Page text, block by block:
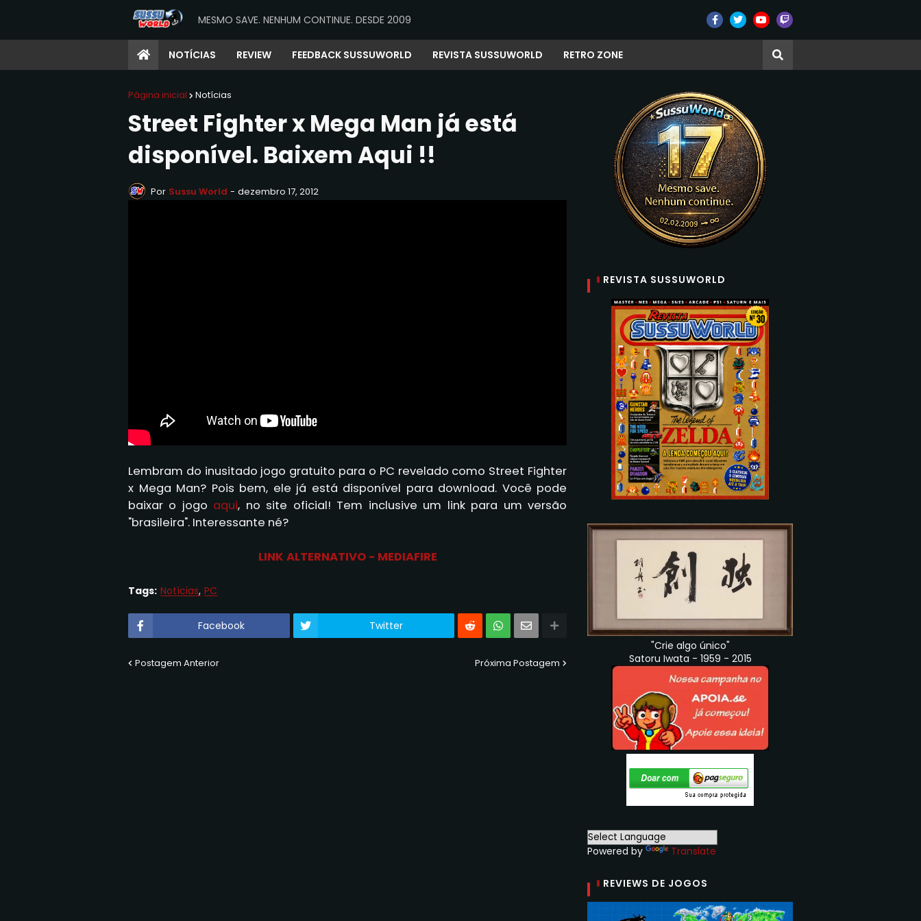
MESMO SAVE. NENHUM CONTINUE. DESDE 2009
NOTÍCIAS REVIEW FEEDBACK SUSSUWORLD REVISTA SUSSUWORLD RETRO ZONE
Página inicial Notícias
Street Fighter x Mega Man já está
disponível. Baixem Aqui !!
Por Sussu World - dezembro 17, 2012
Lembram do inusitado jogo gratuito para o PC revelado como Street Fighter
x Mega Man? Pois bem, ele já está disponível para download. Você pode
baixar o jogo aqui, no site oficial! Tem inclusive um link para um versão
"brasileira". Interessante né?
LINK ALTERNATIVO - MEDIAFIRE
Tags: Notícias PC
Facebook Twitter
Postagem Anterior Próxima Postagem
REVISTA SUSSUWORLD
"Crie algo único"
Satoru Iwata - 1959 - 2015
Powered by Translate
REVIEWS DE JOGOS